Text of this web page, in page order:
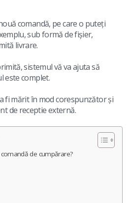
comandă, pe care o puteți
sub formă de fișier,
livrare.
sistemul vă va ajuta să
este complet.
fi mărit în mod corespunzător și
de receptie externă.
de cumpărare?